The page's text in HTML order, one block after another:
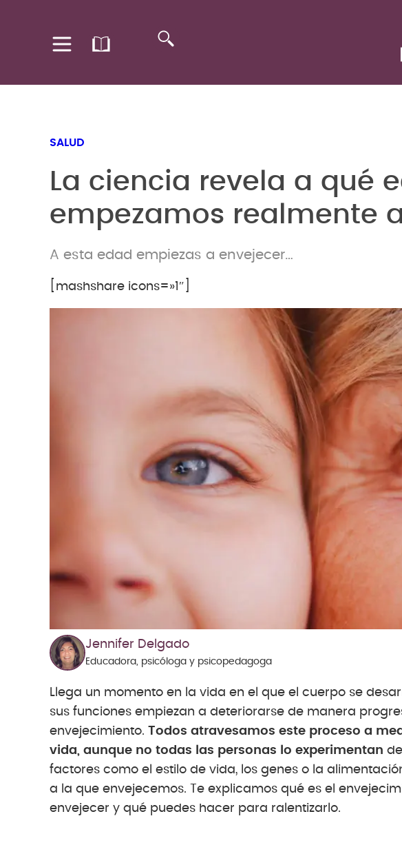
SALUD
La ciencia revela a qué
empezamos realmente
A esta edad empiezas a envejecer…
[mashshare icons=»1″]
Jennifer Delgado
Educadora, psicóloga y psicopedagoga
Llega un momento en la vida en el que el cuerpo se
sus funciones empiezan a deteriorarse de manera
envejecimiento. Todos atravesamos este proceso a
vida, aunque no todas las personas lo experimentan
factores como el estilo de vida, los genes o la
a la que envejecemos. Te explicamos qué es el
envejecer y qué puedes hacer para ralentizarlo.